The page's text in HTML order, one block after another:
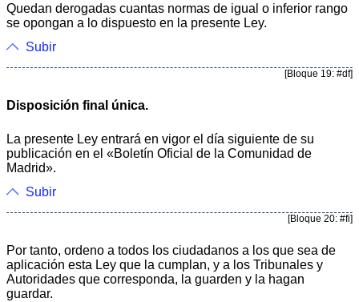
Quedan derogadas cuantas normas de igual o inferior rango
se opongan a lo dispuesto en la presente Ley.
Subir
[Bloque 19: #df]
Disposición final única.
La presente Ley entrará en vigor el día siguiente de su
publicación en el «Boletín Oficial de la Comunidad de
Madrid».
Subir
[Bloque 20: #fi]
Por tanto, ordeno a todos los ciudadanos a los que sea de
aplicación esta Ley que la cumplan, y a los Tribunales y
Autoridades que corresponda, la guarden y la hagan
guardar.